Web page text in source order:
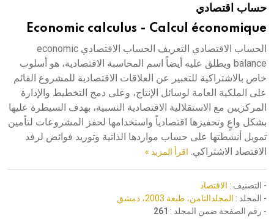
هيئة الموسوعة العربية تطلق موسوعات جديدة في عام 2026حساب اقتصادي
Economic calculus - Calcul économique
الحساب الاقتصادي التعريف الحساب الاقتصادي economic
balance ويطلق عليه أيضاً اسم المحاسبة الاقتصادية، هو أسلوب
خاص بالاشتراكية للتعبير عن العلاقات الاقتصادية للمشروع القائم
على الملكية العامة لوسائل الإنتاج، وعلى دمج التخطيط والإدارة
المركزيين مع الاستقلالية الاقتصادية النسبية، بهدف السيطرة عليها
بشكل واعٍ وتحفيزها اقتصادياً واستخدامها لحفز المشروعات لتأمين
تمويل أنشطتها على حساب مواردها الذاتية وتوريد فوائض لرفد
الاقتصاد الاشتراكي. اقرأ المزيد »
- التصنيف : الاقتصاد
- المجلد : المجلدالثامن، طبعة 2003، دمشق
- رقم الصفحة ضمن المجلد : 261